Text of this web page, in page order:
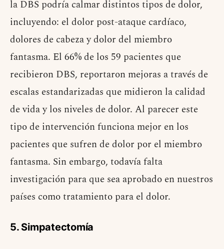
la DBS podría calmar distintos tipos de dolor,
incluyendo: el dolor post-ataque cardíaco,
dolores de cabeza y dolor del miembro
fantasma. El 66% de los 59 pacientes que
recibieron DBS, reportaron mejoras a través de
escalas estandarizadas que midieron la calidad
de vida y los niveles de dolor. Al parecer este
tipo de intervención funciona mejor en los
pacientes que sufren de dolor por el miembro
fantasma. Sin embargo, todavía falta
investigación para que sea aprobado en nuestros
países como tratamiento para el dolor.
5. Simpatectomía